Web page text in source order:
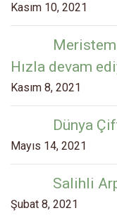
Kasım 10, 2021
Hızla devam
Kasım 8, 2021
Dünya
Mayıs 14, 2021
Salihli
Şubat 8, 2021